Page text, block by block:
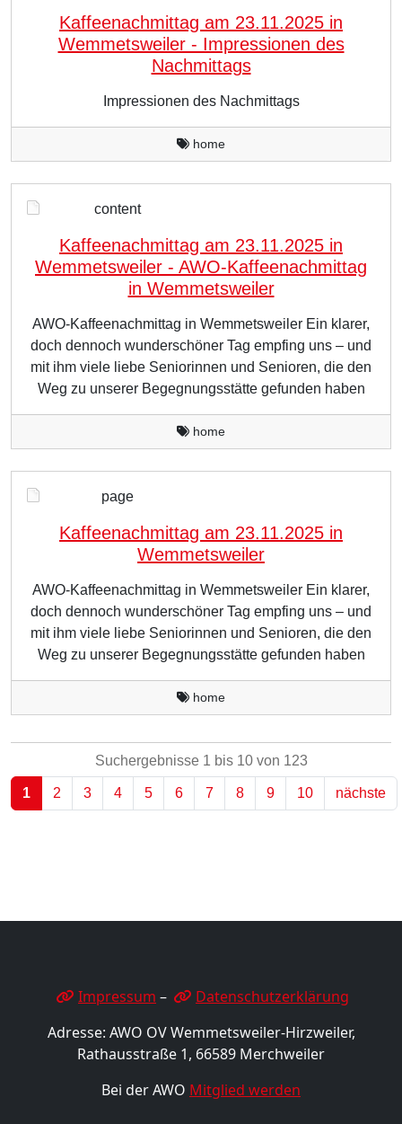
Kaffeenachmittag am 23.11.2025 in
Wemmetsweiler - Impressionen des
Nachmittags
Impressionen des Nachmittags
home
content
Kaffeenachmittag am 23.11.2025 in
Wemmetsweiler - AWO-Kaffeenachmittag
in Wemmetsweiler
AWO-Kaffeenachmittag in Wemmetsweiler Ein klarer,
doch dennoch wunderschöner Tag empfing uns – und
mit ihm viele liebe Seniorinnen und Senioren, die den
Weg zu unserer Begegnungsstätte gefunden haben
home
page
Kaffeenachmittag am 23.11.2025 in
Wemmetsweiler
AWO-Kaffeenachmittag in Wemmetsweiler Ein klarer,
doch dennoch wunderschöner Tag empfing uns – und
mit ihm viele liebe Seniorinnen und Senioren, die den
Weg zu unserer Begegnungsstätte gefunden haben
home
Suchergebnisse 1 bis 10 von 123
1 2 3 4 5 6 7 8 9 10 nächste
Impressum –
Datenschutzerklärung
Adresse: AWO OV Wemmetsweiler-Hirzweiler,
Rathausstraße 1, 66589 Merchweiler
Bei der AWO Mitglied werden